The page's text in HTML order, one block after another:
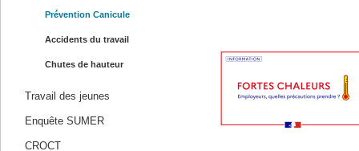
Prévention Canicule
Accidents du travail
Chutes de hauteur
Travail des jeunes
Enquête SUMER
CROCT